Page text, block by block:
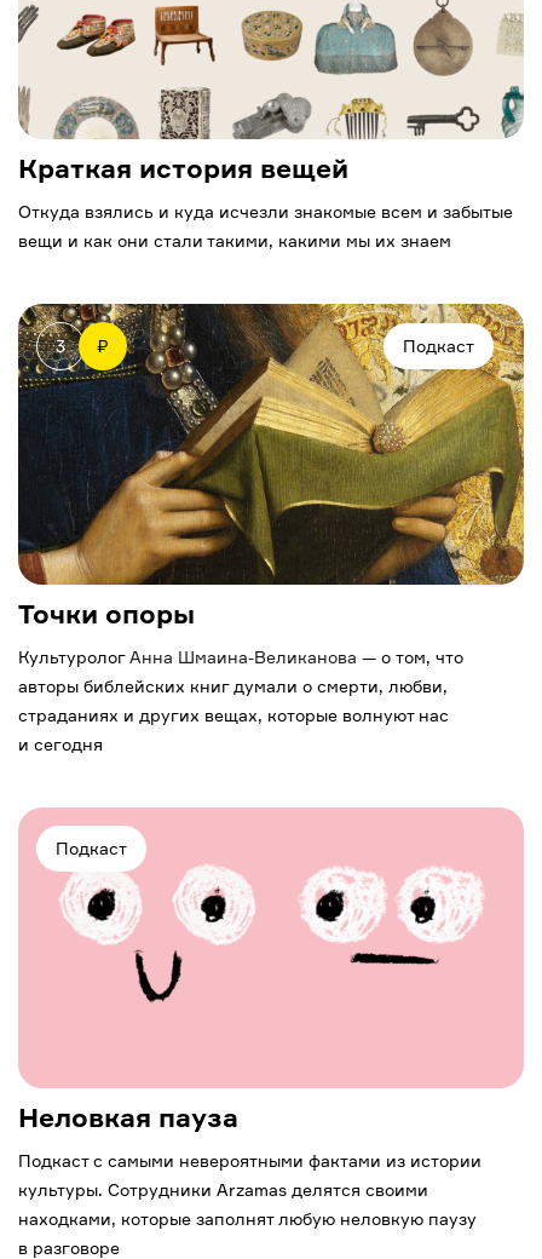
Краткая история вещей
Откуда взялись и куда исчезли знакомые всем и забытые
вещи и как они стали такими, какими мы их знаем
3 ₽ Подкаст
Точки опоры
КультурологАнна Шмаина-Великанова — о том, что
авторы библейских книг думали о смерти, любви,
страданиях и других вещах, которые волнуют нас
и сегодня
Подкаст
Неловкая пауза
Подкаст с самыми невероятными фактами из истории
культуры. Сотрудники Arzamas делятся своими
находками, которые заполнят любую неловкую паузу
в разговоре